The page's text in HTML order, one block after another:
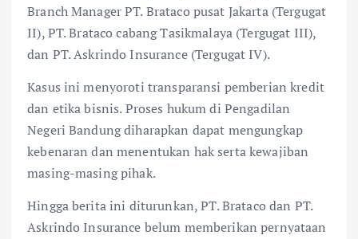
Branch Manager PT. Brataco pusat Jakarta (Tergugat
II), PT. Brataco cabang Tasikmalaya (Tergugat III),
dan PT. Askrindo Insurance (Tergugat IV).
Kasus ini menyoroti transparansi pemberian kredit
dan etika bisnis. Proses hukum di Pengadilan
Negeri Bandung diharapkan dapat mengungkap
kebenaran dan menentukan hak serta kewajiban
masing-masing pihak.
Hingga berita ini diturunkan, PT. Brataco dan PT.
Askrindo Insurance belum memberikan pernyataan